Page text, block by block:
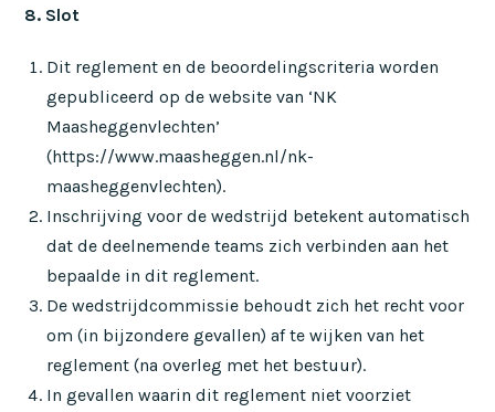
8. Slot
Dit reglement en de beoordelingscriteria worden
gepubliceerd op de website van ‘NK
Maasheggenvlechten’
(https://www.maasheggen.nl/nk-
maasheggenvlechten).
Inschrijving voor de wedstrijd betekent automatisch
dat de deelnemende teams zich verbinden aan het
bepaalde in dit reglement.
De wedstrijdcommissie behoudt zich het recht voor
om (in bijzondere gevallen) af te wijken van het
reglement (na overleg met het bestuur).
In gevallen waarin dit reglement niet voorziet